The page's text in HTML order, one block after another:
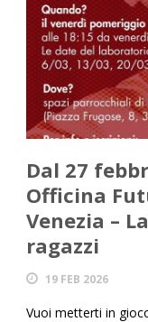
Dal 27
Officina
Venezia –
ragazzi
19 FEB 2026
Vuoi metterti in